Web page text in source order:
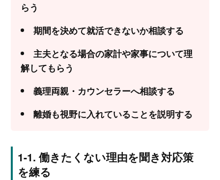
らう
期間を決めて就活できないか相談する
主夫となる場合の家計や家事について理
解してもらう
義理両親・カウンセラーへ相談する
離婚も視野に入れていることを説明する
働きたくない理由を聞き対応策
を練る